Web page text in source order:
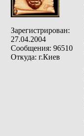
Зарегистрирован:
27.04.2004
Сообщения: 96510
Откуда: г.Киев